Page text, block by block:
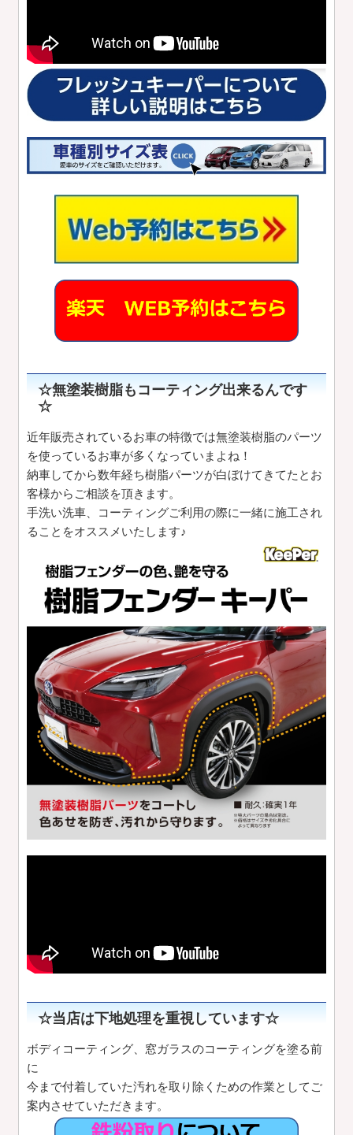
☆無塗装樹脂もコーティング出来るんです
☆
近年販売されているお車の特徴では無塗装樹脂のパーツ
を使っているお車が多くなっていまよね！
納車してから数年経ち樹脂パーツが白ぼけてきてたとお
客様からご相談を頂きます。
手洗い洗車、コーティングご利用の際に一緒に施工され
ることをオススメいたします♪
☆当店は下地処理を重視しています☆
ボディコーティング、窓ガラスのコーティングを塗る前
に
今まで付着していた汚れを取り除くための作業としてご
案内させていただきます。